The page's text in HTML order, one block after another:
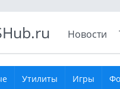
Новости
Утилиты Игры